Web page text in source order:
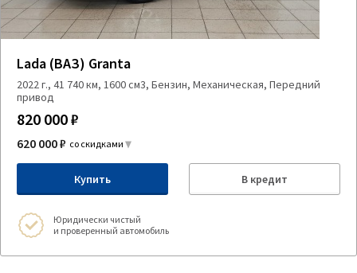
Lada (ВАЗ) Granta
2022 г., 41 740 км, 1600 см3, Бензин, Механическая, Передний
привод
820 000 ₽
620 000 ₽ со скидками
Купить В кредит
Юридически чистый
и проверенный автомобиль